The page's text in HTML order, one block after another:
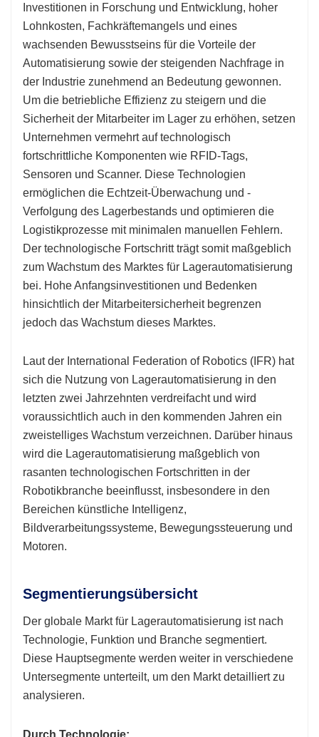
Investitionen in Forschung und Entwicklung, hoher
Lohnkosten, Fachkräftemangels und eines
wachsenden Bewusstseins für die Vorteile der
Automatisierung sowie der steigenden Nachfrage in
der Industrie zunehmend an Bedeutung gewonnen.
Um die betriebliche Effizienz zu steigern und die
Sicherheit der Mitarbeiter im Lager zu erhöhen, setzen
Unternehmen vermehrt auf technologisch
fortschrittliche Komponenten wie RFID-Tags,
Sensoren und Scanner. Diese Technologien
ermöglichen die Echtzeit-Überwachung und -
Verfolgung des Lagerbestands und optimieren die
Logistikprozesse mit minimalen manuellen Fehlern.
Der technologische Fortschritt trägt somit maßgeblich
zum Wachstum des Marktes für Lagerautomatisierung
bei. Hohe Anfangsinvestitionen und Bedenken
hinsichtlich der Mitarbeitersicherheit begrenzen
jedoch das Wachstum dieses Marktes.
Laut der International Federation of Robotics (IFR) hat
sich die Nutzung von Lagerautomatisierung in den
letzten zwei Jahrzehnten verdreifacht und wird
voraussichtlich auch in den kommenden Jahren ein
zweistelliges Wachstum verzeichnen. Darüber hinaus
wird die Lagerautomatisierung maßgeblich von
rasanten technologischen Fortschritten in der
Robotikbranche beeinflusst, insbesondere in den
Bereichen künstliche Intelligenz,
Bildverarbeitungssysteme, Bewegungssteuerung und
Motoren.
Segmentierungsübersicht
Der globale Markt für Lagerautomatisierung ist nach
Technologie, Funktion und Branche segmentiert.
Diese Hauptsegmente werden weiter in verschiedene
Untersegmente unterteilt, um den Markt detailliert zu
analysieren.
Durch Technologie: